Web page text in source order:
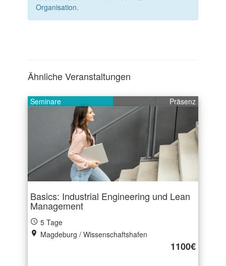
Organisation.
Ähnliche Veranstaltungen
Seminare Präsenz
Basics: Industrial Engineering und Lean
Management
5 Tage
Magdeburg / Wissenschaftshafen
1100€